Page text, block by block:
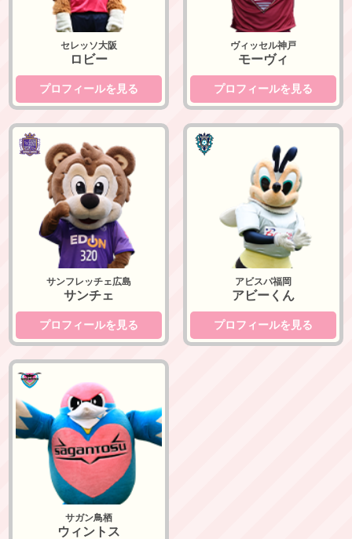
セレッソ大阪
ロビー
プロフィールを見る
ヴィッセル神戸
モーヴィ
プロフィールを見る
サンフレッチェ広島
サンチェ
プロフィールを見る
アビスパ福岡
アビーくん
プロフィールを見る
サガン鳥栖
ウィントス